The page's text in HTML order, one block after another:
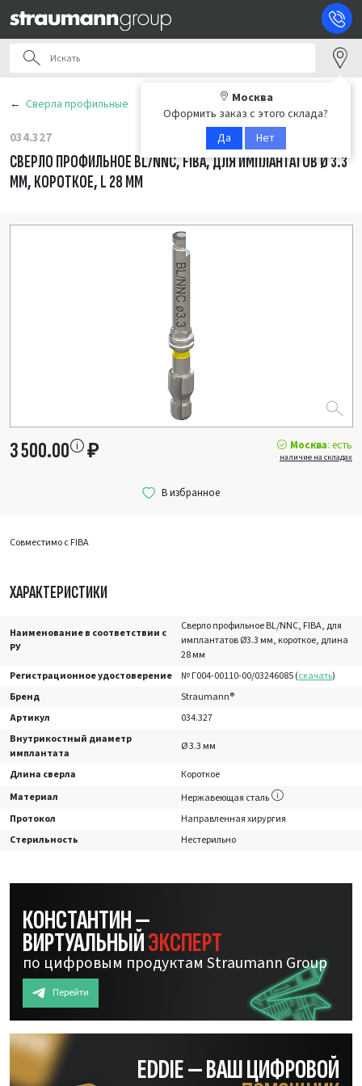
Москва
Оформить заказ с этого склада?
Да
Нет
Сверла профильные
034.327
СВЕРЛО ПРОФИЛЬНОЕ BL/NNC, FIBA, ДЛЯ ИМПЛАНТАТОВ Ø 3.3
ММ, КОРОТКОЕ, L 28 ММ
Совместимо с FIBA
ХАРАКТЕРИСТИКИ
Наименование в соответствии с
РУ
Сверло профильное BL/NNC, FIBA, для
имплантатов Ø3.3 мм, короткое, длина
28 мм
Регистрационное удостоверение
№ Г004-00110-00/03246085 (скачать)
Бренд
Straumann®
Артикул
034.327
Внутрикостный диаметр
имплантата
Ø 3.3 мм
Длина сверла
Короткое
Материал
Нержавеющая сталь
Протокол
Направленная хирургия
Стерильность
Нестерильно
3 500.00 ₽ Москва: есть
наличие на складах
КОНСТАНТИН —
ВИРТУАЛЬНЫЙЭКСПЕРТ
по цифровым продуктам Straumann Group
Перейти
EDDIE — ВАШ ЦИФРОВОЙ